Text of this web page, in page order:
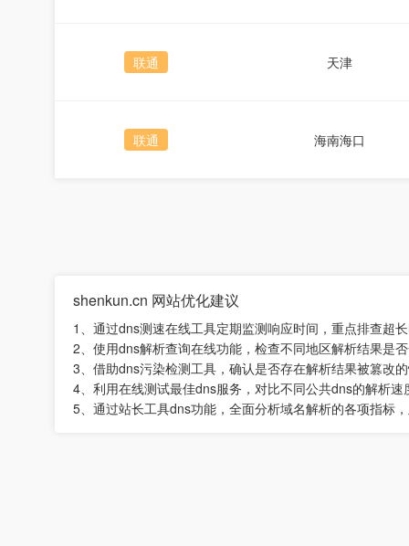
联通 天津
联通 海南海口
shenkun.cn 网站优化建议
1、通过dns测速在线工具定期监测响应时间，重点排查超
2、使用dns解析查询在线功能，检查不同地区解析结果是
3、借助dns污染检测工具，确认是否存在解析结果被篡改
4、利用在线测试最佳dns服务，对比不同公共dns的解析
5、通过站长工具dns功能，全面分析域名解析的各项指标